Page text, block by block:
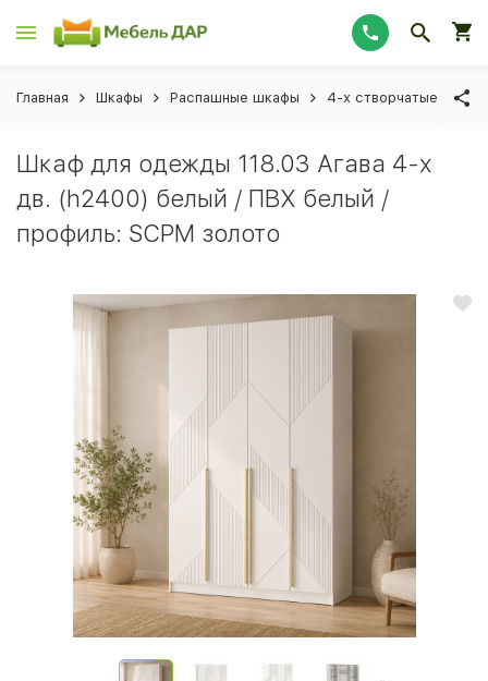
Главная Шкафы Распашные шкафы 4-х створчатые
Шкаф для одежды 118.03 Агава 4-х
дв. (h2400) белый / ПВХ белый /
профиль: SCPM золото